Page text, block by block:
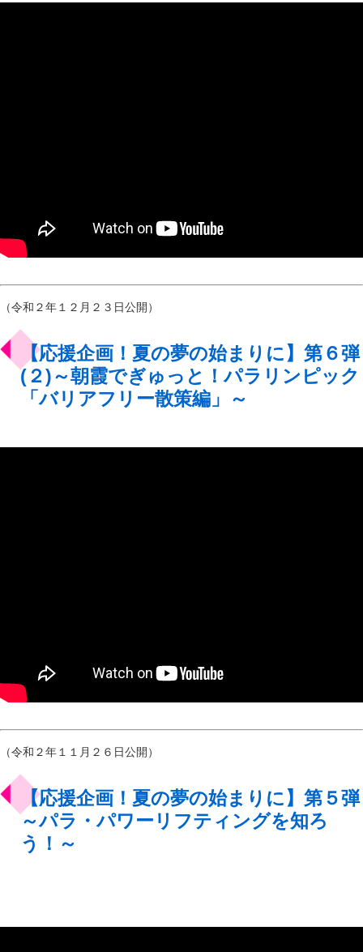
（令和２年１２月２３日公開）
【応援企画！夏の夢の始まりに】第６弾
(２)～朝霞でぎゅっと！パラリンピック
「バリアフリー散策編」～
（令和２年１１月２６日公開）
【応援企画！夏の夢の始まりに】第５弾
～パラ・パワーリフティングを知ろ
う！～